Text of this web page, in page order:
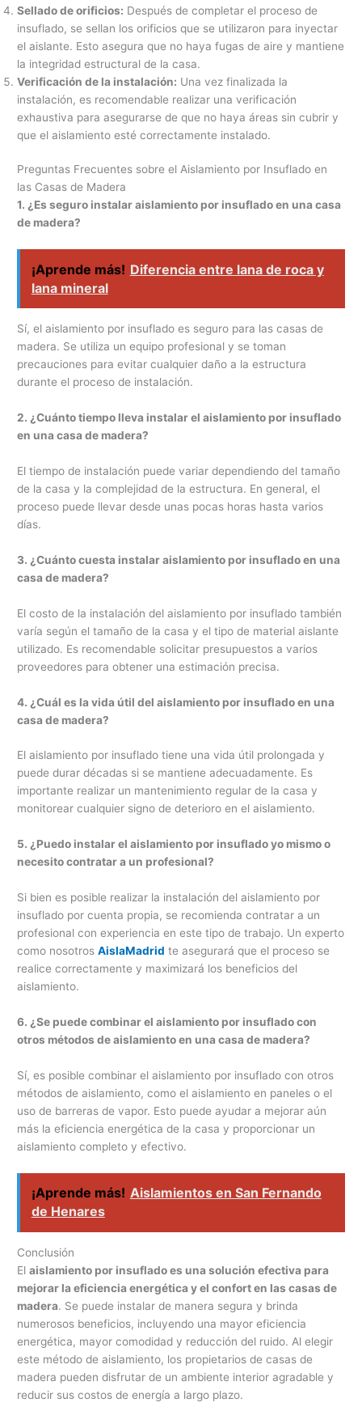
Sellado de orificios: Después de completar el proceso de
insuflado, se sellan los orificios que se utilizaron para inyectar
el aislante. Esto asegura que no haya fugas de aire y mantiene
la integridad estructural de la casa.
Verificación de la instalación: Una vez finalizada la
instalación, es recomendable realizar una verificación
exhaustiva para asegurarse de que no haya áreas sin cubrir y
que el aislamiento esté correctamente instalado.
Preguntas Frecuentes sobre el Aislamiento por Insuflado en
las Casas de Madera
1. ¿Es seguro instalar aislamiento por insuflado en una casa
de madera?
¡Aprende más! Diferencia entre lana de roca y
lana mineral
Sí, el aislamiento por insuflado es seguro para las casas de
madera. Se utiliza un equipo profesional y se toman
precauciones para evitar cualquier daño a la estructura
durante el proceso de instalación.
2. ¿Cuánto tiempo lleva instalar el aislamiento por insuflado
en una casa de madera?
El tiempo de instalación puede variar dependiendo del tamaño
de la casa y la complejidad de la estructura. En general, el
proceso puede llevar desde unas pocas horas hasta varios
días.
3. ¿Cuánto cuesta instalar aislamiento por insuflado en una
casa de madera?
El costo de la instalación del aislamiento por insuflado también
varía según el tamaño de la casa y el tipo de material aislante
utilizado. Es recomendable solicitar presupuestos a varios
proveedores para obtener una estimación precisa.
4. ¿Cuál es la vida útil del aislamiento por insuflado en una
casa de madera?
El aislamiento por insuflado tiene una vida útil prolongada y
puede durar décadas si se mantiene adecuadamente. Es
importante realizar un mantenimiento regular de la casa y
monitorear cualquier signo de deterioro en el aislamiento.
5. ¿Puedo instalar el aislamiento por insuflado yo mismo o
necesito contratar a un profesional?
Si bien es posible realizar la instalación del aislamiento por
insuflado por cuenta propia, se recomienda contratar a un
profesional con experiencia en este tipo de trabajo. Un experto
como nosotrosAislaMadrid te asegurará que el proceso se
realice correctamente y maximizará los beneficios del
aislamiento.
6. ¿Se puede combinar el aislamiento por insuflado con
otros métodos de aislamiento en una casa de madera?
Sí, es posible combinar el aislamiento por insuflado con otros
métodos de aislamiento, como el aislamiento en paneles o el
uso de barreras de vapor. Esto puede ayudar a mejorar aún
más la eficiencia energética de la casa y proporcionar un
aislamiento completo y efectivo.
¡Aprende más! Aislamientos en San Fernando
de Henares
Conclusión
Elaislamiento por insuflado es una solución efectiva para
mejorar la eficiencia energética y el confort en las casas de
madera. Se puede instalar de manera segura y brinda
numerosos beneficios, incluyendo una mayor eficiencia
energética, mayor comodidad y reducción del ruido. Al elegir
este método de aislamiento, los propietarios de casas de
madera pueden disfrutar de un ambiente interior agradable y
reducir sus costos de energía a largo plazo.